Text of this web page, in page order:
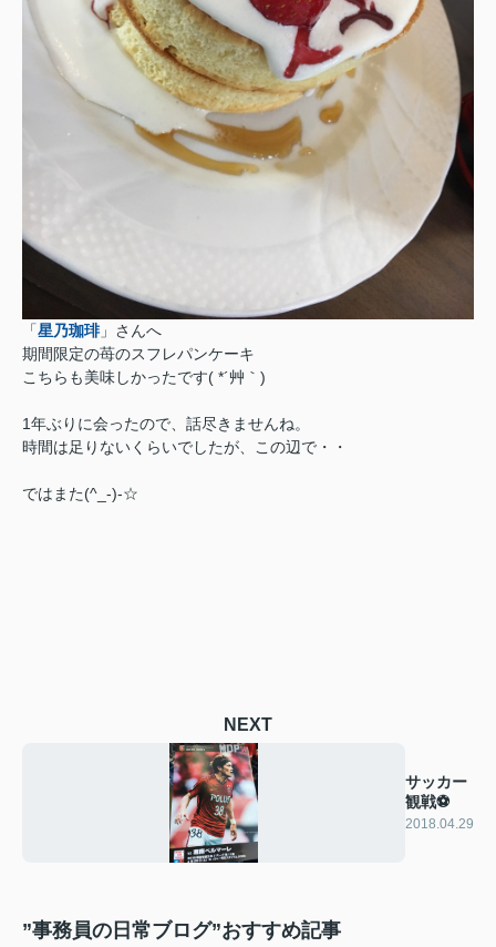
「星乃珈琲 」さんへ
期間限定の苺のスフレパンケーキ
こちらも美味しかったです( *´艸｀)
1年ぶりに会ったので、話尽きませんね。
時間は足りないくらいでしたが、この辺で・・
ではまた(^_-)-☆
NEXT
サッカー
観戦⚽
2018.04.29
”事務員の日常ブログ”おすすめ記事